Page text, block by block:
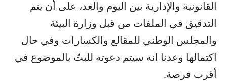
القانونية والإدارية بين اليوم والغد، على أن يتم
التدقيق في الملفات من قبل وزارة البيئة
والمجلس الوطني للمقالع والكسارات وفي حال
اكتمالها وعدنا انه سيتم دعوته للبتّ بالموضوع في
أقرب فرصة.